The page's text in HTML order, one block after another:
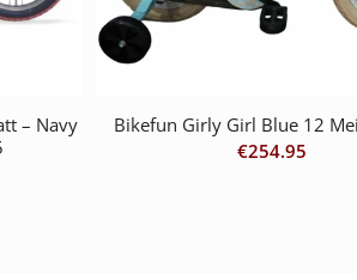
– Navy
Bikefun Girly Girl Blue 12
€254.95